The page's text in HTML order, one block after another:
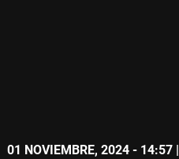
01 NOVIEMBRE, 2024 - 14:57